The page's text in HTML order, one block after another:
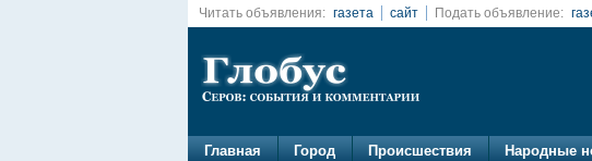
Читать объявления: газета сайт Подать объявление:
Главная Город Происшествия Народные